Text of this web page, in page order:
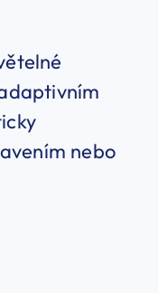
nebo